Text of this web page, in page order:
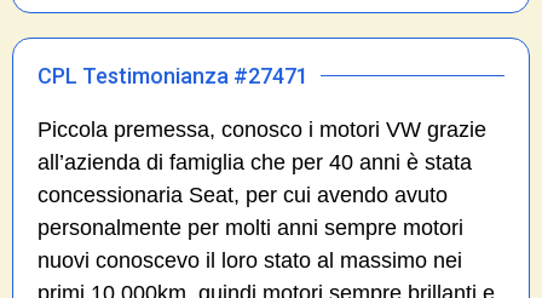
CPL Testimonianza #27471
Piccola premessa, conosco i motori VW grazie
all’azienda di famiglia che per 40 anni è stata
concessionaria Seat, per cui avendo avuto
personalmente per molti anni sempre motori
nuovi conoscevo il loro stato al massimo nei
primi 10.000km, quindi motori sempre brillanti e